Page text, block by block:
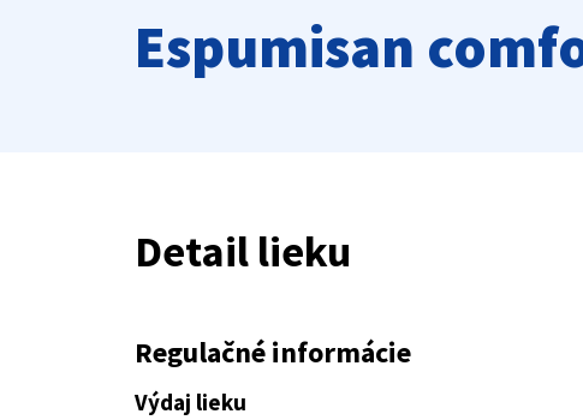
Espumisan
Detail lieku
Regulačné informácie
Výdaj lieku